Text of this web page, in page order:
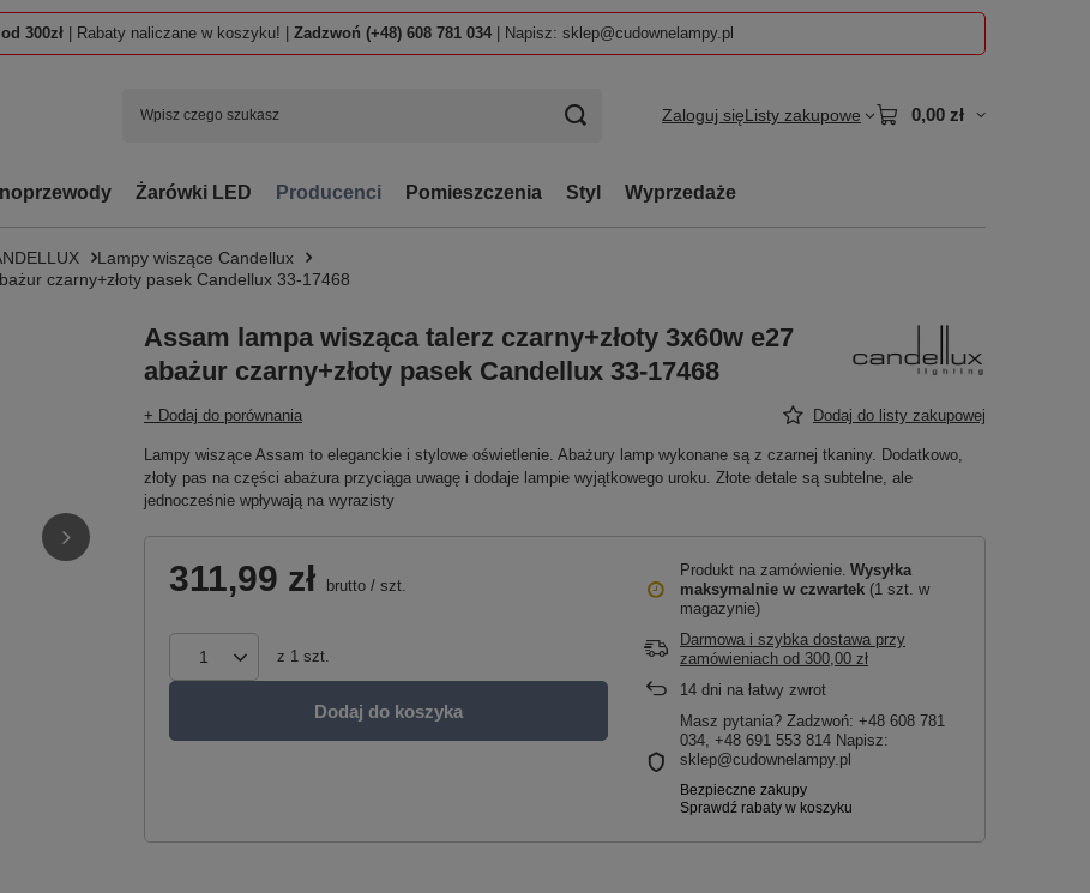
300zł | Rabaty naliczane w koszyku! | Zadzwoń (+48) 608 781 034 | Napisz: sklep@cudownelampy.pl
Zaloguj sięListy zakupowe 0,00 zł
Żarówki LED Producenci Pomieszczenia Styl Wyprzedaże
Lampy wiszące Candellux
czarny+złoty pasek Candellux 33-17468
Assam lampa wisząca talerz czarny+złoty 3x60w e27
abażur czarny+złoty pasek Candellux 33-17468
+ Dodaj do porównania Dodaj do listy zakupowej
Lampy wiszące Assam to eleganckie i stylowe oświetlenie. Abażury lamp wykonane są z czarnej tkaniny. Dodatkowo,
złoty pas na części abażura przyciąga uwagę i dodaje lampie wyjątkowego uroku. Złote detale są subtelne, ale
jednocześnie wpływają na wyrazisty
311,99 zł brutto / szt.
z 1 szt.
Dodaj do koszyka
Produkt na zamówienie Wysyłka
maksymalnie w czwartek (1 szt. w
magazynie)
Darmowa i szybka dostawa przy
zamówieniach od 300,00 zł
14 dni na łatwy zwrot
Masz pytania? Zadzwoń: +48 608 781
034, +48 691 553 814 Napisz:
sklep@cudownelampy.pl